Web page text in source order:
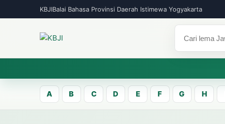
KBJIBalai Bahasa Provinsi Daerah Istimewa Yogyakarta
A B C D E F G H